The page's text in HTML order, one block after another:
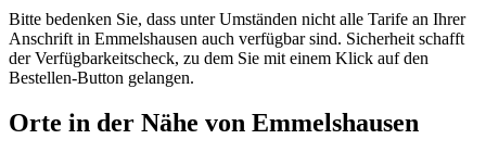
Bitte bedenken Sie, dass unter Umständen nicht alle Tarife an Ihrer
Anschrift in Emmelshausen auch verfügbar sind. Sicherheit schafft
der Verfügbarkeitscheck, zu dem Sie mit einem Klick auf den
Bestellen-Button gelangen.
Orte in der Nähe von Emmelshausen